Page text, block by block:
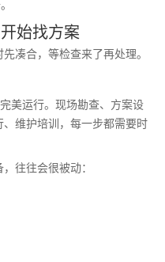
始找方案
凑合，等检查来了再处理。
美运行。现场勘查、方案设
维护培训，每一步都需要时
往往会很被动：